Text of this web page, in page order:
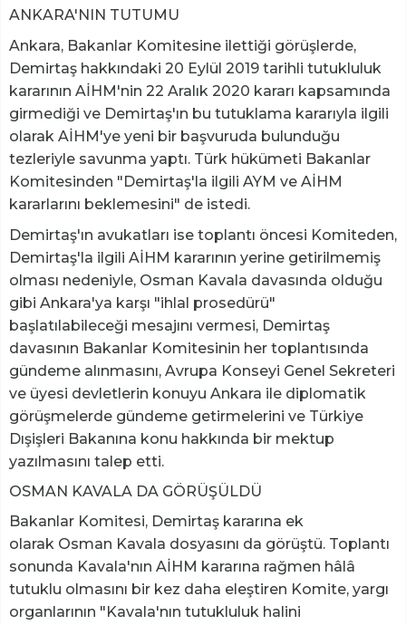
ANKARA'NIN TUTUMU
Ankara, Bakanlar Komitesine ilettiği görüşlerde,
Demirtaş hakkındaki 20 Eylül 2019 tarihli tutukluluk
kararının AİHM'nin 22 Aralık 2020 kararı kapsamında
girmediği ve Demirtaş'ın bu tutuklama kararıyla ilgili
olarak AİHM'ye yeni bir başvuruda bulunduğu
tezleriyle savunma yaptı. Türk hükümeti Bakanlar
Komitesinden "Demirtaş'la ilgili AYM ve AİHM
kararlarını beklemesini" de istedi.
Demirtaş'ın avukatları ise toplantı öncesi Komiteden,
Demirtaş'la ilgili AİHM kararının yerine getirilmemiş
olması nedeniyle, Osman Kavala davasında olduğu
gibi Ankara'ya karşı "ihlal prosedürü"
başlatılabileceği mesajını vermesi, Demirtaş
davasının Bakanlar Komitesinin her toplantısında
gündeme alınmasını, Avrupa Konseyi Genel Sekreteri
ve üyesi devletlerin konuyu Ankara ile diplomatik
görüşmelerde gündeme getirmelerini ve Türkiye
Dışişleri Bakanına konu hakkında bir mektup
yazılmasını talep etti.
OSMAN KAVALA DA GÖRÜŞÜLDÜ
Bakanlar Komitesi, Demirtaş kararına ek
olarak Osman Kavala dosyasını da görüştü. Toplantı
sonunda Kavala'nın AİHM kararına rağmen hâlâ
tutuklu olmasını bir kez daha eleştiren Komite, yargı
organlarının "Kavala'nın tutukluluk halini